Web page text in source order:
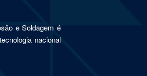
e Soldagem é
nacional